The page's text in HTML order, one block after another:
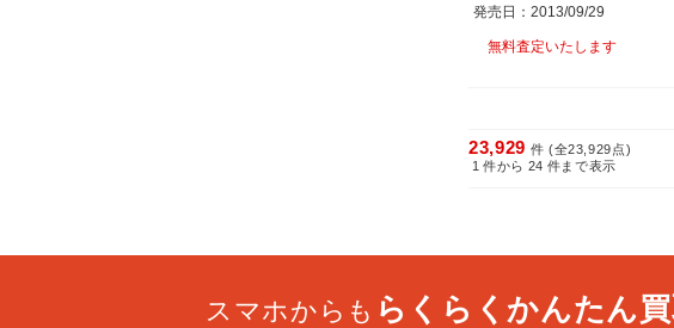
発売日：2013/09/29
無料査定いたします
23,929 件 (全23,929点)
1 件から 24 件まで表示
スマホからも らくらくかんたん買